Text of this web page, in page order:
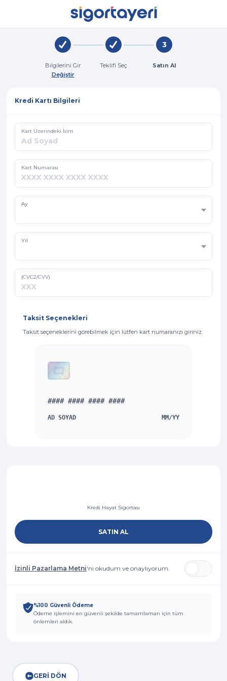
Bilgilerini Gir
Değiştir
Teklifi Seç Satın Al
Kredi Kartı Bilgileri
Kart Üzerindeki İsim
Kart Numarası
Ay
Yıl
(CVC2/CVV)
Taksit Seçenekleri
Taksit seçeneklerini görebilmek için lütfen kart numaranızı giriniz.
#### #### #### ####
AD SOYAD MM/YY
Kredi Hayat Sigortası
SATIN AL
İzinli Pazarlama Metni'ni okudum ve onaylıyorum.
%100 Güvenli Ödeme
Ödeme işlemini en güvenli şekilde tamamlaman için tüm
önlemleri aldık.
GERİ DÖN